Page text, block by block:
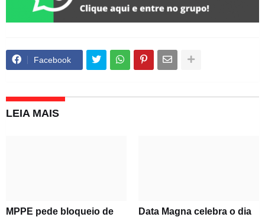
Facebook
LEIA MAIS
MPPE pede bloqueio de
Data Magna celebra o dia